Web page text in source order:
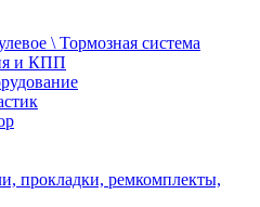
\ Тормозная система
и КПП
прокладки, ремкомплекты,